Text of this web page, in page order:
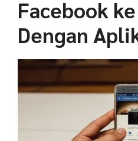
Facebook
Dengan